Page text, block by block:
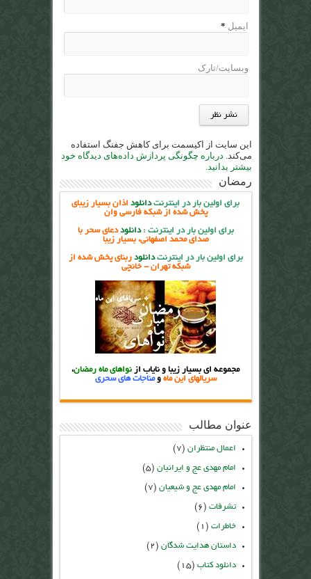
ایمیل *
وبسایت/تارک
این سایت از اکیسمت برای کاهش جفنگ استفاده
می‌کند. درباره چگونگی پردازش داده‌های دیدگاه خود
بیشتر بدانید.
رمضان
برای اولین بار در اینترنتدانلود اذان بسیار زیبای
پخش شده از شبکه فارسی وان
برای اولین بار در اینترنت: دانلوددعای سحر با
صدای محمد اصفهانی، بسیار زیبا
برای اولین بار در اینترنتدانلود ربنای پخش شده از
شبکه تهران - خانچی
مجموعه ای بسیار زیبا و نایاب از نواهای ماه رمضان،
سریالهای این ماه و مناجات های سحری
عنوان مطالب
اعمال منتظران (۷)
امام مهدی عج و ایرانیان (۵)
امام مهدی عج و شیعیان (۷)
تشرفات (۶)
خاطرات (۱)
داستان هدایت شدگان (۲)
دانلود کتاب (۱۵)